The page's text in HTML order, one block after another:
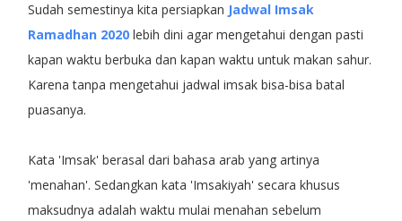
Sudah semestinya kita persiapkan Jadwal Imsak
Ramadhan 2020lebih dini agar mengetahui dengan pasti
kapan waktu berbuka dan kapan waktu untuk makan sahur.
Karena tanpa mengetahui jadwal imsak bisa-bisa batal
puasanya.
Kata 'Imsak' berasal dari bahasa arab yang artinya
'menahan'. Sedangkan kata 'Imsakiyah' secara khusus
maksudnya adalah waktu mulai menahan sebelum